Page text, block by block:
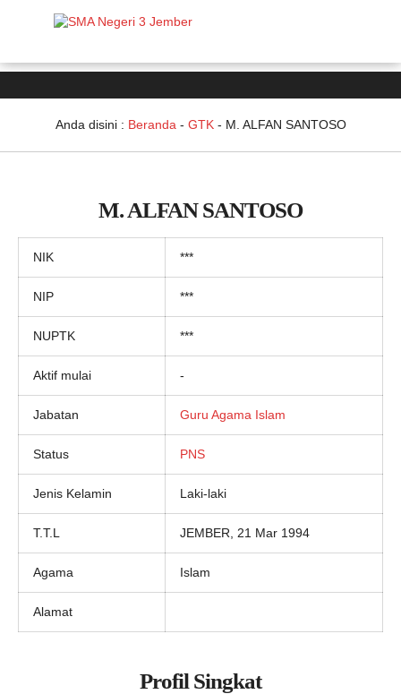
Anda disini : Beranda - GTK- M. ALFAN SANTOSO
M. ALFAN SANTOSO
NIK ***
NIP ***
NUPTK ***
Aktif mulai -
Jabatan Guru Agama Islam
Status PNS
Jenis Kelamin Laki-laki
T.T.L JEMBER, 21 Mar 1994
Agama Islam
Alamat
Profil Singkat